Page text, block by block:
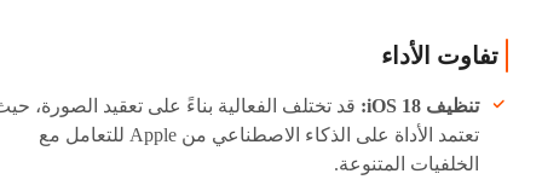
تفاوت الأداء
تنظيف iOS 18:
قد تختلف الفعالية بناءً على تعقيد الصورة،
تعتمد الأداة على الذكاء الاصطناعي من Apple للتعامل مع
الخلفيات المتنوعة.